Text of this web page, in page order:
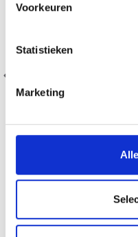
Voorkeuren
Statistieken
Marketing
DROPS KID-SILK
75% Laine / 25% Nylon
L'offre expire le 31/08/2026